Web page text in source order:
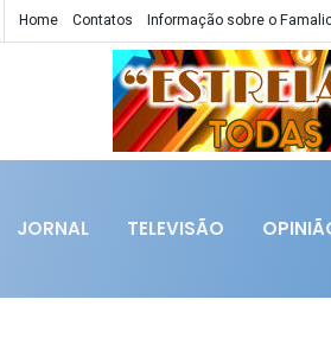
Home Contatos Informação sobre o
JORNAL TELEVISÃO